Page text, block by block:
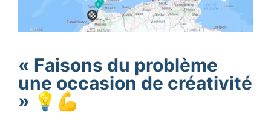
« Faisons du problème
une occasion de créativité
» 💡💪